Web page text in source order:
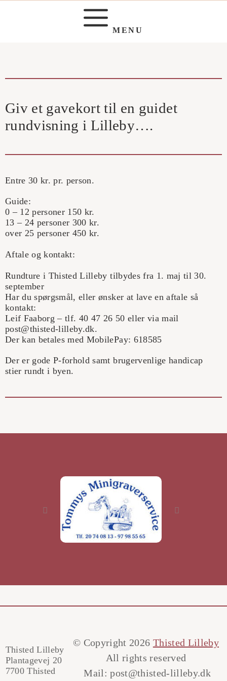
MENU
Giv et gavekort til en guidet
rundvisning i Lilleby….
Entre 30 kr. pr. person.
Guide:
0 – 12 personer 150 kr.
13 – 24 personer 300 kr.
over 25 personer 450 kr.
Aftale og kontakt:
Rundture i Thisted Lilleby tilbydes fra 1. maj til 30.
september
Har du spørgsmål, eller ønsker at lave en aftale så
kontakt:
Leif Faaborg – tlf. 40 47 26 50 eller via mail
post@thisted-lilleby.dk.
Der kan betales med MobilePay: 618585
Der er gode P-forhold samt brugervenlige handicap
stier rundt i byen.
Thisted Lilleby
Plantagevej 20
7700 Thisted
© Copyright 2026 Thisted Lilleby
All rights reserved
Mail:post@thisted-lilleby.dk